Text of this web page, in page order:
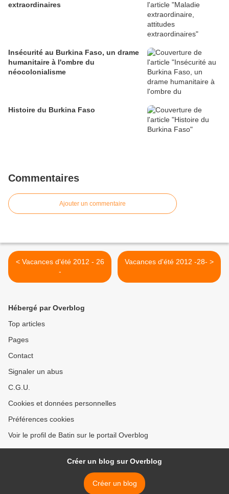
extraordinaires
Insécurité au Burkina Faso, un drame
humanitaire à l'ombre du
néocolonialisme
Histoire du Burkina Faso
Commentaires
Ajouter un commentaire
< Vacances d'été 2012 - 26
-
Vacances d'été 2012 -28- >
Hébergé par Overblog
Top articles
Pages
Contact
Signaler un abus
C.G.U.
Cookies et données personnelles
Préférences cookies
Voir le profil de Batin sur le portail Overblog
Créer un blog sur Overblog
Créer un blog